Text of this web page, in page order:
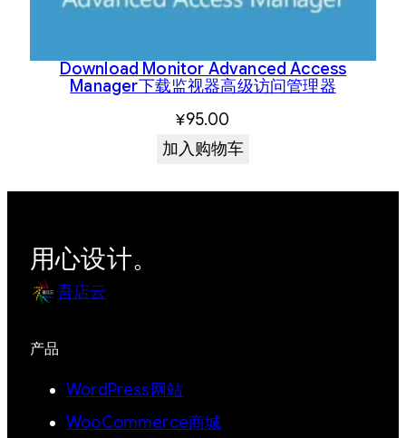
Download Monitor Advanced Access
Manager下载监视器高级访问管理器
¥95.00
加入购物车
用心设计。
吾店云
产品
WordPress网站
WooCommerce商城